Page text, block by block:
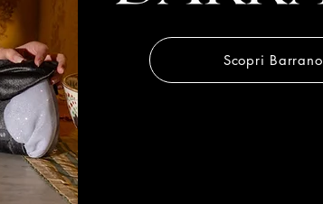
Scopri Barrano